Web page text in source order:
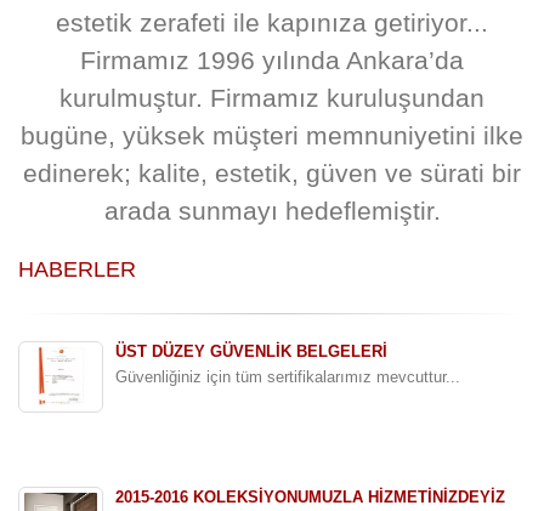
estetik zerafeti ile kapınıza getiriyor...
Firmamız 1996 yılında Ankara’da
kurulmuştur. Firmamız kuruluşundan
bugüne, yüksek müşteri memnuniyetini ilke
edinerek; kalite, estetik, güven ve sürati bir
arada sunmayı hedeflemiştir.
HABERLER
ÜST DÜZEY GÜVENLİK BELGELERİ
Güvenliğiniz için tüm sertifikalarımız mevcuttur...
2015-2016 KOLEKSIYONUMUZLA HIZMETINIZDEYIZ